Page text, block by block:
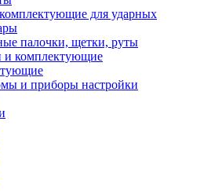
для ударных
палочки, щетки, руты
и комплектующие
и приборы настройки